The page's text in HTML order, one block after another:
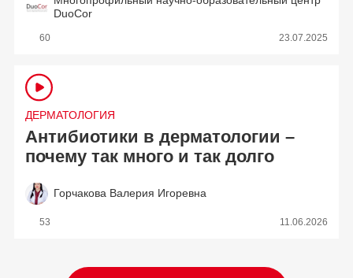
DuoCor
60 23.07.2025
ДЕРМАТОЛОГИЯ
Антибиотики в дерматологии –
почему так много и так долго
Горчакова Валерия Игоревна
53 11.06.2026